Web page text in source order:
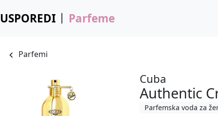
USPOREDI Parfeme
Parfemi
Cuba
Authentic
Parfemska voda za